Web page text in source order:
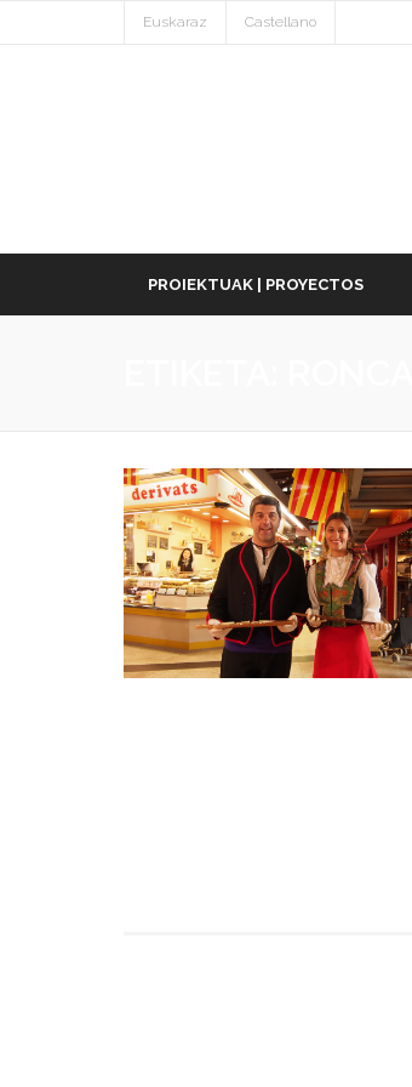
Euskaraz Castellano
PROIEKTUAK | PROYECTOS